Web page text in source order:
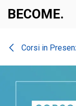
BECOME.​​
Corsi in